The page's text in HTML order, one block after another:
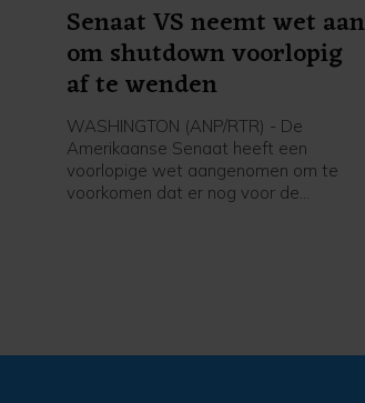
Senaat VS neemt wet aan
om shutdown voorlopig
af te wenden
WASHINGTON (ANP/RTR) - De
Amerikaanse Senaat heeft een
voorlopige wet aangenomen om te
voorkomen dat er nog voor de